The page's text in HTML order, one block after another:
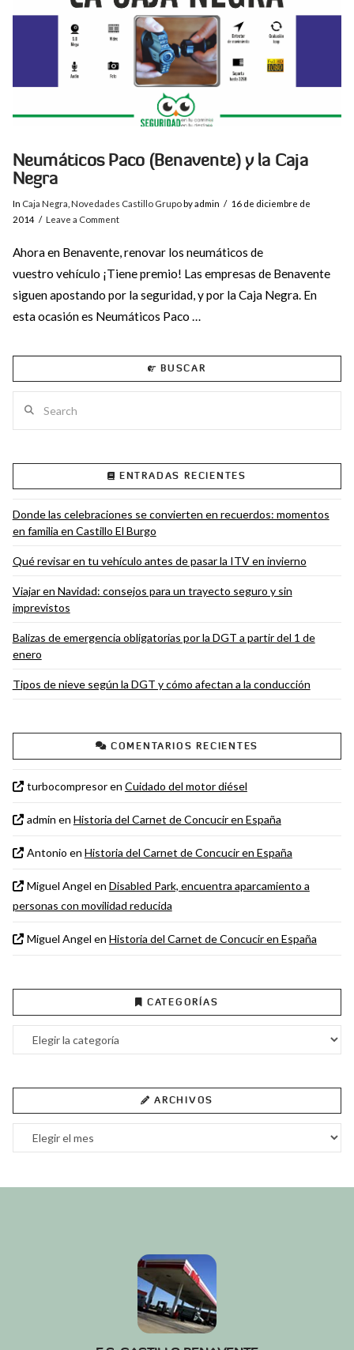
Neumáticos Paco (Benavente) y la Caja
Negra
In Caja Negra Novedades Castillo Grupoby admin
16 de diciembre de
2014
Leave a Comment
Ahora en Benavente, renovar los neumáticos de
vuestro vehículo ¡Tiene premio! Las empresas de Benavente
siguen apostando por la seguridad, y por la Caja Negra. En
esta ocasión es Neumáticos Paco …
BUSCAR
ENTRADAS RECIENTES
Donde las celebraciones se convierten en recuerdos: momentos
en familia en Castillo El Burgo
Qué revisar en tu vehículo antes de pasar la ITV en invierno
Viajar en Navidad: consejos para un trayecto seguro y sin
imprevistos
Balizas de emergencia obligatorias por la DGT a partir del 1 de
enero
Tipos de nieve según la DGT y cómo afectan a la conducción
COMENTARIOS RECIENTES
turbocompresoren Cuidado del motor diésel
admin en Historia del Carnet de Concucir en España
Antonio en Historia del Carnet de Concucir en España
Miguel Angel en Disabled Park, encuentra aparcamiento a
personas con movilidad reducida
Miguel Angel en Historia del Carnet de Concucir en España
CATEGORÍAS
Categorías
ARCHIVOS
Archivos